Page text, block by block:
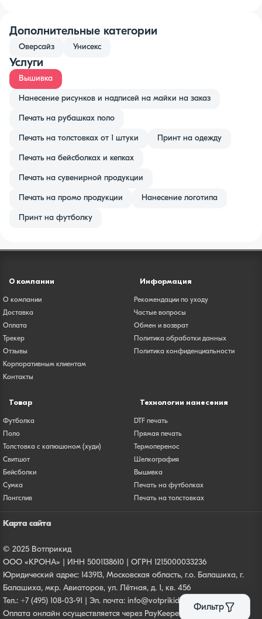
Дополнительные категории
Оверсайз Унисекс
Услуги
Вышивка
Нанесение рисунков и надписей на майки на заказ
Печать на рубашках поло
Печать на толстовках от 1 штуки Принт на одежду
Печать на бейсболках и кепках
Печать на сувенирной продукции
Печать на промо продукции Нанесение логотипа
Принт на футболку
Фильтр
О компании
О компании
Доставка
Оплата
Трекер
Отзывы
Корпоративным клиентам
Контакты
Информация
Рекомендации по уходу
Частые вопросы
Обмен и возврат
Политика обработки данных
Политика конфиденциальности
Товар
Футболка
Поло
Толстовка с капюшоном (худи)
Свитшот
Бейсболки
Сумка
Лонгслив
Технологии нанесения
DTF печать
Прямая печать
Термоперенос
Шелкография
Вышивка
Печать на футболках
Печать на толстовках
Карта сайта
© 2025 Вотприкид
ООО «КРОНА» | ИНН 5001138610 | ОГРН 1215000033236
Юридический адрес: 143913, Московская область, г.о. Балашиха, г.
Балашиха, мкр. Авиаторов, ул. Лётная, д. 1, кв. 456
Тел.: +7 (495) 108-03-91 | Эл. почта: info@votprikid.ru
Оплата онлайн осуществляется через PayKeeper. Все платежи